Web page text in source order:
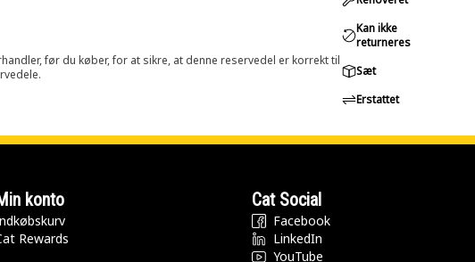
før du køber, for at sikre, at denne reservedel er korrekt til
Kan ikke
returneres
Sæt
Erstattet
konto
Rewards
Cat Social
Facebook
LinkedIn
YouTube